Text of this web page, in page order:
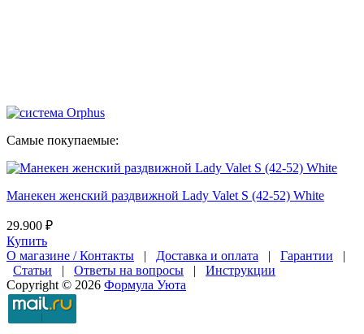
Самые покупаемые:
Манекен женский раздвижной Lady Valet S (42-52) White
29.900 ₽
Купить
О магазине / Контакты | Доставка и оплата | Гарантии |
Статьи | Ответы на вопросы | Инструкции
Copyright © 2026 Формула Уюта